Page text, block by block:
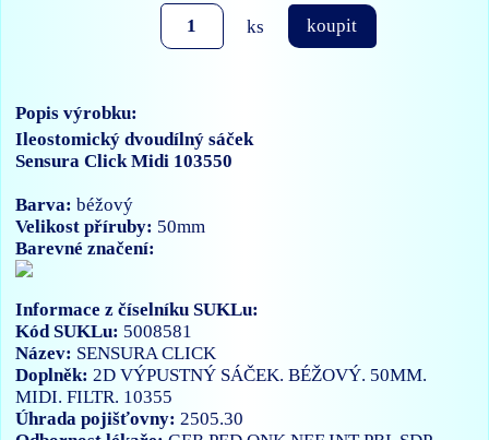
ks koupit
Popis výrobku:
Ileostomický dvoudílný sáček
Sensura Click Midi 103550
Barva: béžový
Velikost příruby: 50mm
Barevné značení:
Informace z číselníku SUKLu:
Kód SUKLu: 5008581
Název: SENSURA CLICK
Doplněk:2D VÝPUSTNÝ SÁČEK. BÉŽOVÝ. 50MM.
MIDI. FILTR. 10355
Úhrada pojišťovny:2505.30